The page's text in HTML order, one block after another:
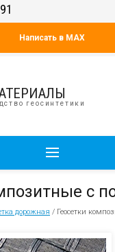
Написать в MAX
геосинтетики
с
дорожная / Геосетки